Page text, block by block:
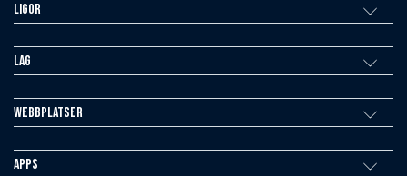
Ligor
Lag
Webbplatser
Apps